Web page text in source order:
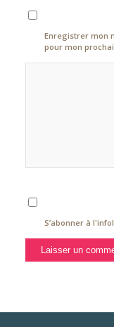
Enregistrer mon
pour mon
S’abonner à